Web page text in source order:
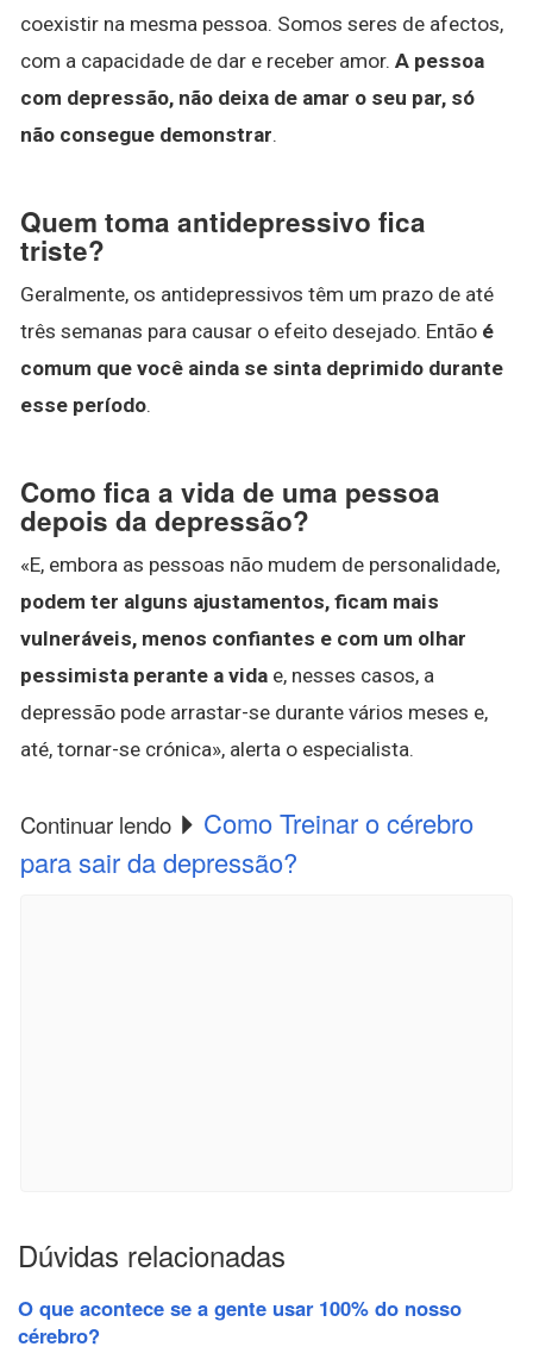
coexistir na mesma pessoa. Somos seres de afectos,
com a capacidade de dar e receber amor. A pessoa
com depressão, não deixa de amar o seu par, só
não consegue demonstrar.
Quem toma antidepressivo fica
triste?
Geralmente, os antidepressivos têm um prazo de até
três semanas para causar o efeito desejado. Então é
comum que você ainda se sinta deprimido durante
esse período.
Como fica a vida de uma pessoa
depois da depressão?
«E, embora as pessoas não mudem de personalidade,
podem ter alguns ajustamentos, ficam mais
vulneráveis, menos confiantes e com um olhar
pessimista perante a vida e, nesses casos, a
depressão pode arrastar-se durante vários meses e,
até, tornar-se crónica», alerta o especialista.
Continuar lendo
Como Treinar o cérebro
para sair da depressão?
Dúvidas relacionadas
O que acontece se a gente usar 100% do nosso
cérebro?